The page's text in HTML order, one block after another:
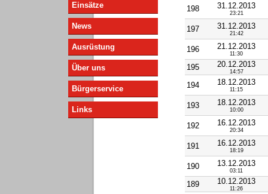
Einsätze
News
Ausrüstung
Über uns
Bürgerservice
Links
198
31.12.2013
23:21
197 31.12.2013
21:42
196 21.12.2013
11:30
195 20.12.2013
14:57
194 18.12.2013
11:15
193 18.12.2013
10:00
192 16.12.2013
20:34
191 16.12.2013
18:19
190 13.12.2013
03:11
189 10.12.2013
11:26